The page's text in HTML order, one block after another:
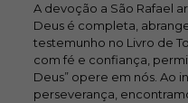
A devoção a São Rafael
Deus é completa,
testemunho no Livro de
com fé e confiança,
Deus” opere em nós. Ao
perseverança,